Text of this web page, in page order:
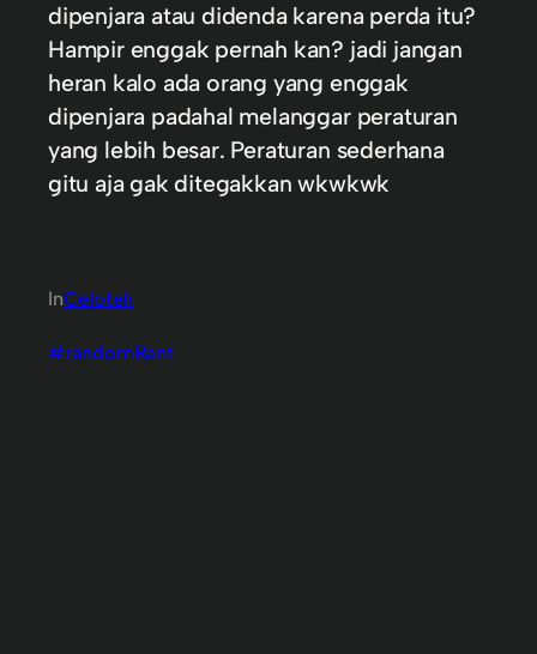
dipenjara atau didenda karena perda itu?
Hampir enggak pernah kan? jadi jangan
heran kalo ada orang yang enggak
dipenjara padahal melanggar peraturan
yang lebih besar. Peraturan sederhana
gitu aja gak ditegakkan wkwkwk
InCeloteh
#randomRant